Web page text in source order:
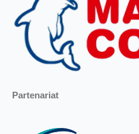
Partenariat